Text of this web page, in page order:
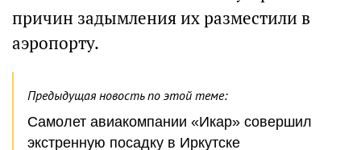
причин задымления их разместили в
аэропорту.
Предыдущая новость по этой теме:
Самолет авиакомпании «Икар» совершил
экстренную посадку в Иркутске